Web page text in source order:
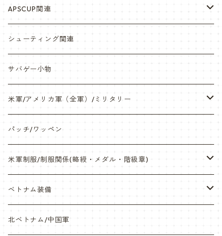
シール・ステッカー（UV加工）
缶バッチ
帽子・Tシャツ・エプロン
ネックレス・アクセサリー・スマホケース
サンダル・Bag
サバゲー装備品・バッテリー
オリジナルパッチ
841マスク・BDUカスタム
APSCUP関連
岡崎APS部
本体・BB弾・小物類
シューティング関連
サバゲー小物
米軍/アメリカ軍（全軍）/ミリタリー
海兵隊/USMC
陸軍/USARMY
空軍/USAF
海軍/USN
パッチ/ワッペン
米軍制服/制服関係(略綬・メダル・階級章)
略綬・リボンバー・メダル等
ピンズ類 階級章(ランク)・資格章等
ベトナム装備
サムズミリタリ屋さん
北ベトナム/中国軍